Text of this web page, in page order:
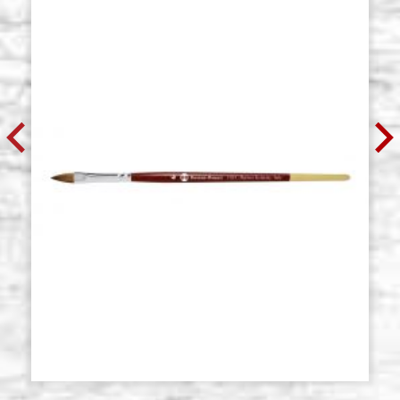
Pincel redondo, pelo de marta
Existencias: 15 - COD.
€ 10,40
Pincel redondo, pelo de marta
Kolinsky, serie 105 N.2, Borciani
Bonazzi
Existencias: 16 - COD.
P0118
Bonazzi